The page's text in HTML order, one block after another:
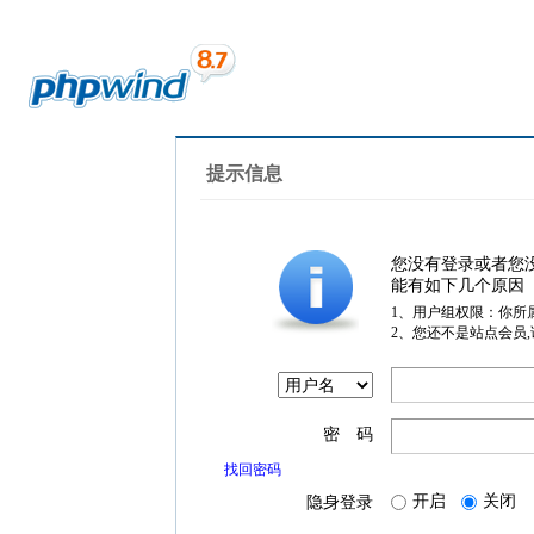
提示信息
您没有登录或者您
能有如下几个原因
1、用户组权限：你所
2、您还不是站点会员
密 码
找回密码
隐身登录 开启 关闭